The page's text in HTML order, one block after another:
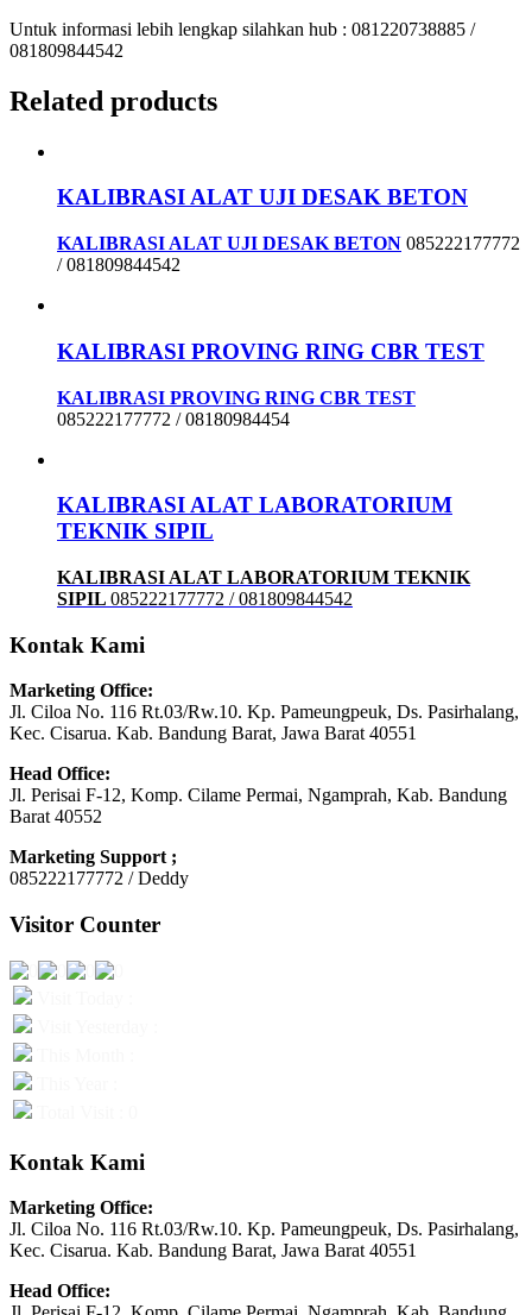
Untuk informasi lebih lengkap silahkan hub : 081220738885 /
081809844542
Related products
KALIBRASI ALAT UJI DESAK BETON
KALIBRASI ALAT UJI DESAK BETON 085222177772
/ 081809844542
KALIBRASI PROVING RING CBR TEST
KALIBRASI PROVING RING CBR TEST
085222177772 / 08180984454
KALIBRASI ALAT LABORATORIUM
TEKNIK SIPIL
KALIBRASI ALAT LABORATORIUM TEKNIK
SIPIL 085222177772 / 081809844542
Kontak Kami
Marketing Office:
Jl. Ciloa No. 116 Rt.03/Rw.10. Kp. Pameungpeuk, Ds. Pasirhalang,
Kec. Cisarua. Kab. Bandung Barat, Jawa Barat 40551
Head Office:
Jl. Perisai F-12, Komp. Cilame Permai, Ngamprah, Kab. Bandung
Barat 40552
Marketing Support ;
085222177772 / Deddy
Visitor Counter
Kontak Kami
Marketing Office:
Jl. Ciloa No. 116 Rt.03/Rw.10. Kp. Pameungpeuk, Ds. Pasirhalang,
Kec. Cisarua. Kab. Bandung Barat, Jawa Barat 40551
Head Office: